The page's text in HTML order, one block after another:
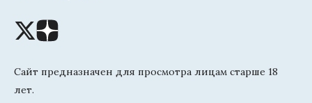
Сайт предназначен для просмотра лицам старше 18
лет.